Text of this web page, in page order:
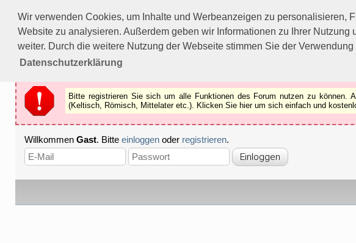
Wir verwenden Cookies, um Inhalte und Werbeanzeigen zu personalisieren,
Website zu analysieren. Außerdem geben wir Informationen zu Ihrer
weiter. Durch die weitere Nutzung der Webseite stimmen Sie der
Datenschutzerklärung
Bitte registrieren Sie sich um alle Funktionen des Forums nutzen zu können.
Als Gast können Sie z.B.keine Bilderbetrachten.
Registrieren
Schliessen
Bitte registrieren Sie sich um alle Funktionen des Forum nutzen zu können.
(Keltisch, Römisch, Mittelater etc.). Klicken Sie hier um sich einfach und
Willkommen Gast. Bitte einloggen oder registrieren.